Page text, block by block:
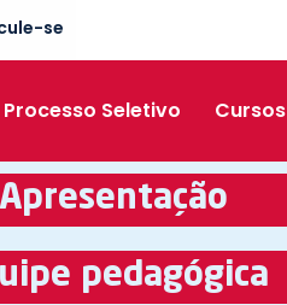
se
Processo Seletivo Cursos
Apresentação
pedagógica